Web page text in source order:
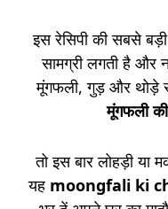
इस रेसिपी की सबसे
सामग्री लगती है
मूंगफली, गुड़ और थोड़े
मूंगफली
तो इस बार लोहड़ी या
यह moongfali ki